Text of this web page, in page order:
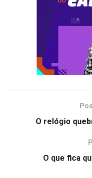
O relógio
O que fica